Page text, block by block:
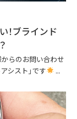
！ブラインド
らのお問い合わせ
シスト」です
...